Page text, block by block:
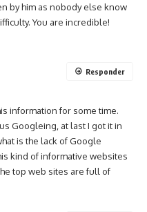
by him as nobody else know
You are incredible!
information for some time.
Googleing, at last I got it in
is the lack of Google
kind of informative websites
top web sites are full of
Responder